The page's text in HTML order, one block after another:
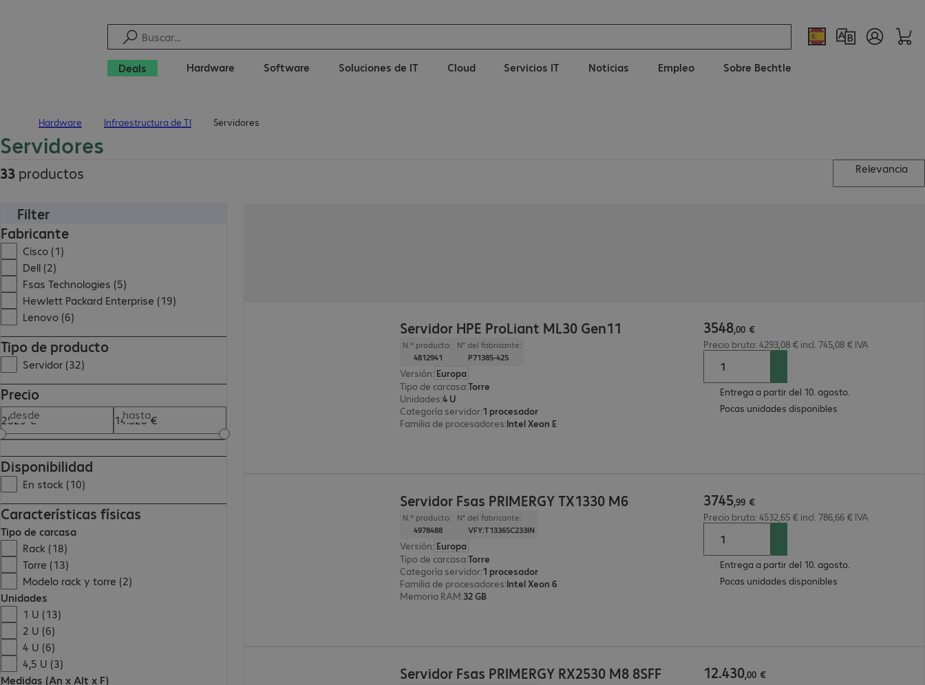
Deals Hardware Software Soluciones de IT Cloud Servicios IT Noticias Empleo Sobre Bechtle
Hardware Infraestructura de TI Servidores
Servidores
33 productos Relevancia
Filter
Fabricante
Cisco (1)
Dell (2)
Fsas Technologies (5)
Hewlett Packard Enterprise (19)
Lenovo (6)
Tipo de producto
Servidor (32)
Precio
desde hasta
Disponibilidad
En stock (10)
Características físicas
Tipo de carcasa
Rack (18)
Torre (13)
Modelo rack y torre (2)
Unidades
1 U (13)
2 U (6)
4 U (6)
4,5 U (3)
Medidas (An x Alt x F)
Servidor HPE ProLiant ML30 Gen11
N.º producto:
4812941
N° del fabricante:
P71385-425
Versión: Europa
Tipo de carcasa:Torre
Unidades:4 U
Categoría servidor:1 procesador
Familia de procesadores:Intel Xeon E
3548,00 €
Precio bruto: 4293,08 € incl. 745,08 € IVA
Entrega a partir del 10. agosto.
Pocas unidades disponibles
Servidor Fsas PRIMERGY TX1330 M6
N.º producto:
4978488
N° del fabricante:
VFY:T1336SC233IN
Versión: Europa
Tipo de carcasa:Torre
Categoría servidor:1 procesador
Familia de procesadores:Intel Xeon 6
Memoria RAM:32 GB
3745,99 €
Precio bruto: 4532,65 € incl. 786,66 € IVA
Entrega a partir del 10. agosto.
Pocas unidades disponibles
Servidor Fsas PRIMERGY RX2530 M8 8SFF 12.430,00 €